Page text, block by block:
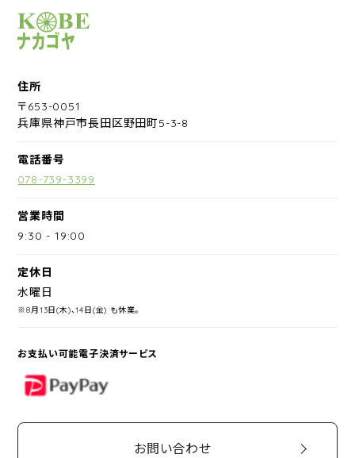
サイクルショップナカゴヤ
住所
〒653-0051
兵庫県神戸市長田区野田町5-3-8
電話番号
078-739-3399
営業時間
9:30 -19:00
定休日
水曜日
※8月13日(木)、14日(金) も休業。
お支払い可能電子決済サービス
PayPay
お問い合わせ